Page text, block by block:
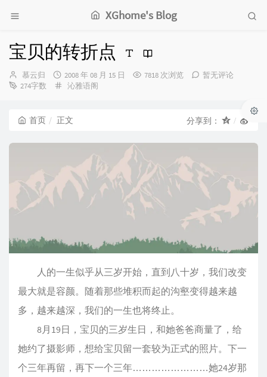
XGhome's Blog
宝贝的转折点
博
主：
慕云归
发
布
2008 年 08 月 15 日 7818 次浏览
暂无评论
274字数
分
沁雅语阁
首页 正文 分享到：
人的一生似乎从三岁开始，直到八十岁，我们改变
最大就是容颜。随着那些堆积而起的沟壑变得越来越
多，越来越深，我们的一生也将终止。
8月19日，宝贝的三岁生日，和她爸爸商量了，给
她约了摄影师，想给宝贝留一套较为正式的照片。下一
个三年再留，再下一个三年……………………她24岁那